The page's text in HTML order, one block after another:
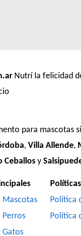
Nutrí la felicidad
para mascotas
, Villa Allende,
Ceballos y
Mascotas
Gatos
Políticas
Política
Política